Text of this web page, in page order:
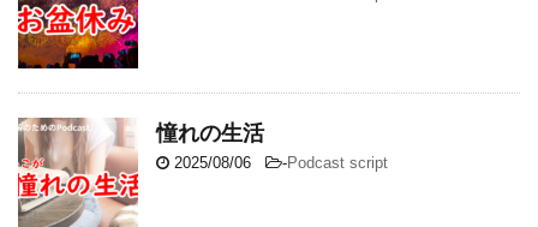
憧れの生活
2025/08/06 -Podcast script